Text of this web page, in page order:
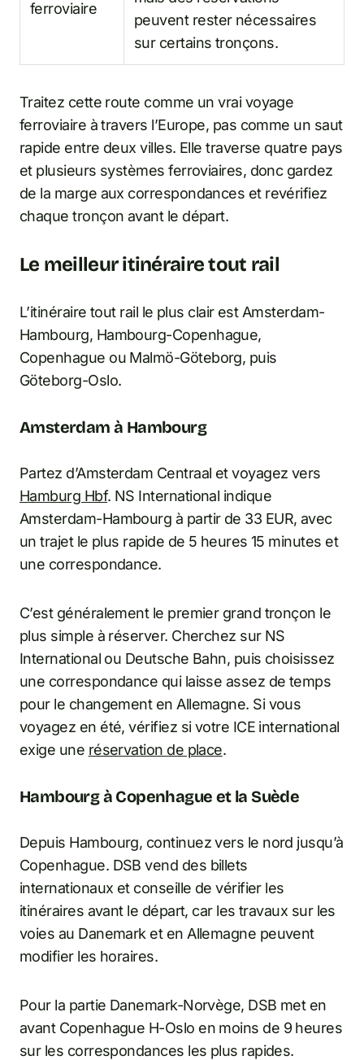
ferroviaire
peuvent rester nécessaires
sur certains tronçons.
Traitez cette route comme un vrai voyage
ferroviaire à travers l’Europe, pas comme un saut
rapide entre deux villes. Elle traverse quatre pays
et plusieurs systèmes ferroviaires, donc gardez
de la marge aux correspondances et revérifiez
chaque tronçon avant le départ.
Le meilleur itinéraire tout rail
L’itinéraire tout rail le plus clair est Amsterdam-
Hambourg, Hambourg-Copenhague,
Copenhague ou Malmö-Göteborg, puis
Göteborg-Oslo.
Amsterdam à Hambourg
Partez d’Amsterdam Centraal et voyagez vers
Hamburg Hbf. NS International indique
Amsterdam-Hambourg à partir de 33 EUR, avec
un trajet le plus rapide de 5 heures 15 minutes et
une correspondance.
C’est généralement le premier grand tronçon le
plus simple à réserver. Cherchez sur NS
International ou Deutsche Bahn, puis choisissez
une correspondance qui laisse assez de temps
pour le changement en Allemagne. Si vous
voyagez en été, vérifiez si votre ICE international
exige une réservation de place.
Hambourg à Copenhague et la Suède
Depuis Hambourg, continuez vers le nord jusqu’à
Copenhague. DSB vend des billets
internationaux et conseille de vérifier les
itinéraires avant le départ, car les travaux sur les
voies au Danemark et en Allemagne peuvent
modifier les horaires.
Pour la partie Danemark-Norvège, DSB met en
avant Copenhague H-Oslo en moins de 9 heures
sur les correspondances les plus rapides.